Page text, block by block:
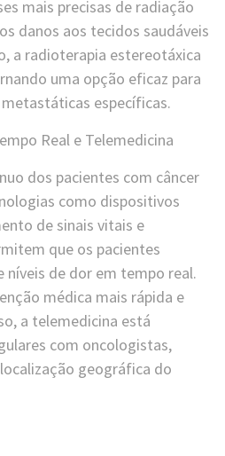
mais precisas de radiação
danos aos tecidos saudáveis
a radioterapia estereotáxica
uma opção eficaz para
específicas.
Real e Telemedicina
dos pacientes com câncer
como dispositivos
de sinais vitais e
que os pacientes
níveis de dor em tempo real.
médica mais rápida e
a telemedicina está
com oncologistas,
geográfica do